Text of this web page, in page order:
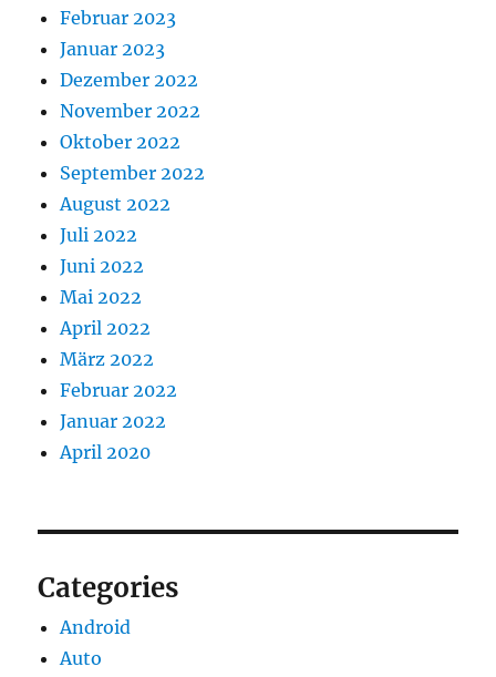
Februar 2023
Januar 2023
Dezember 2022
November 2022
Oktober 2022
September 2022
August 2022
Juli 2022
Juni 2022
Mai 2022
April 2022
März 2022
Februar 2022
Januar 2022
April 2020
Categories
Android
Auto